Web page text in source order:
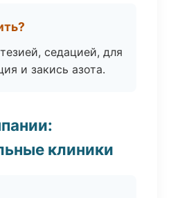
седацией, для
и закись азота.
клиники